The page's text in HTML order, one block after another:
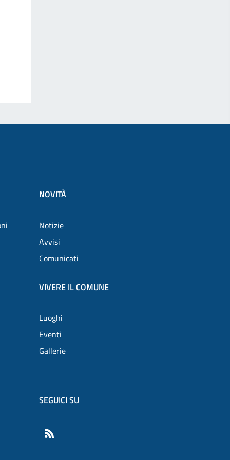
NOVITÀ
Notizie
Avvisi
Comunicati
VIVERE IL COMUNE
Luoghi
Eventi
Gallerie
SEGUICI SU